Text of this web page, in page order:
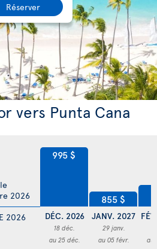
Réserver
vers Punta Cana
2026
2026
995 $
DÉC. 2026
18 déc.
au 25 déc.
855 $
JANV. 2027
29 janv.
au 05 févr.
au